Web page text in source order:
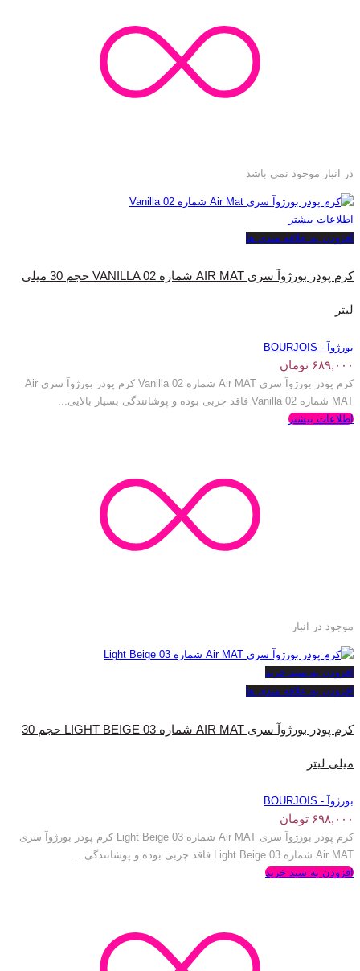
در انبار موجود نمی باشد
اطلاعات بیشتر
افزودن به علاقه مندی ها
کرم پودر بورژ‌وآ سری AIR MAT شماره VANILLA 02 حجم 30 میلی
لیتر
بورژوآ - BOURJOIS
۶۸۹,۰۰۰ تومان
کرم پودر بورژ‌وآ سری Air MAT شماره Vanilla 02 کرم پودر بورژ‌وآ سری Air
MAT شماره Vanilla 02 فاقد چربی بوده و پوشانندگی بسیار بالایی...
اطلاعات بیشتر
موجود در انبار
افزودن به سبد خرید
افزودن به علاقه مندی ها
کرم پودر بورژ‌وآ سری AIR MAT شماره LIGHT BEIGE 03 حجم 30
میلی لیتر
بورژوآ - BOURJOIS
۶۹۸,۰۰۰ تومان
کرم پودر بورژ‌وآ سری Air MAT شماره Light Beige 03 کرم پودر بورژ‌وآ سری
Air MAT شماره Light Beige 03 فاقد چربی بوده و پوشانندگی...
افزودن به سبد خرید